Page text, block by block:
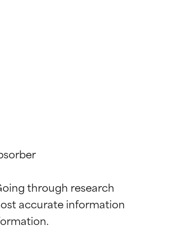
through research
accurate information